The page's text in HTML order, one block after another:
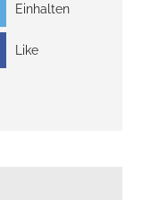
Einhalten
Like